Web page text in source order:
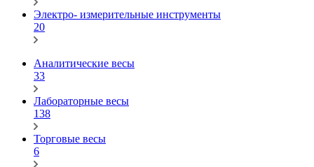
Электро- измерительные инструменты
20
Аналитические весы
33
Лабораторные весы
138
Торговые весы
6